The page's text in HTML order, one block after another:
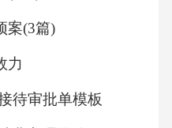
不能履行或部分履
案(3篇)
力
待审批单模板